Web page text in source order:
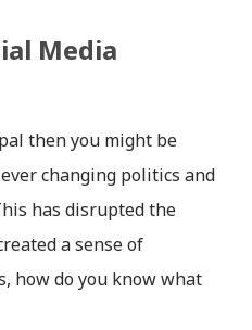
Media
then you might be
changing politics and
has disrupted the
a sense of
how do you know what